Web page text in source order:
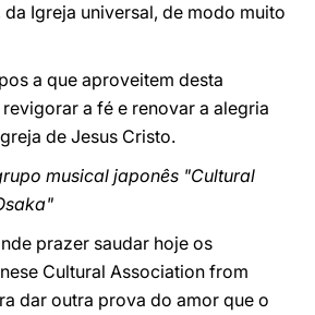
Igreja universal, de modo muito
a que aproveitem desta
a fé e renovar a alegria
de Jesus Cristo.
musical japonês "Cultural
prazer saudar hoje os
Cultural Association from
dar outra prova do amor que o